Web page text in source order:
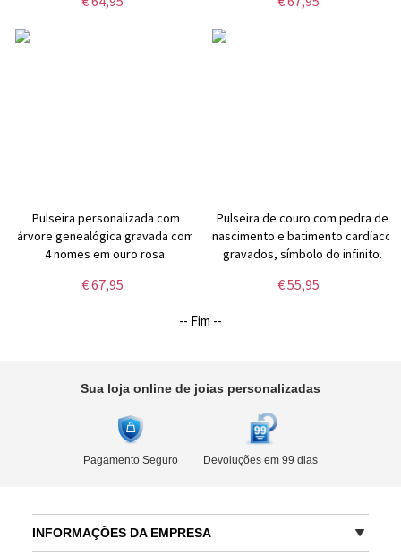
Pulseira personalizada com
árvore genealógica gravada com
4 nomes em ouro rosa.
€ 67,95
Pulseira de couro com pedra de
nascimento e batimento cardíaco
gravados, símbolo do infinito.
€ 55,95
-- Fim --
Sua loja online de joias personalizadas
Pagamento Seguro Devoluções em 99 dias
INFORMAÇÕES DA EMPRESA